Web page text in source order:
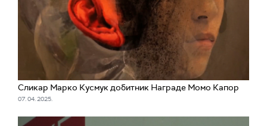
Сликар Марко Кусмук добитник Награде Момо Капор
07. 04. 2025.